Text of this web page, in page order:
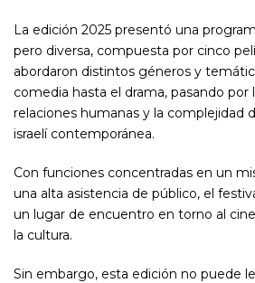
La edición 2025 presentó una
pero diversa, compuesta por cinco
abordaron distintos géneros y
comedia hasta el drama, pasando por
relaciones humanas y la complejidad
israelí contemporánea.
Con funciones concentradas en un
una alta asistencia de público, el
un lugar de encuentro en torno al
la cultura.
Sin embargo, esta edición no puede